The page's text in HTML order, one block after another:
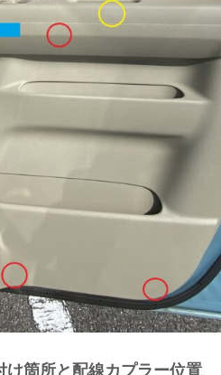
箇所と配線カプラー位置